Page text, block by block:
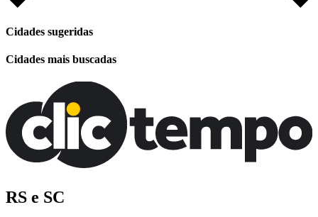
Cidades sugeridas
Cidades mais buscadas
RS e SC